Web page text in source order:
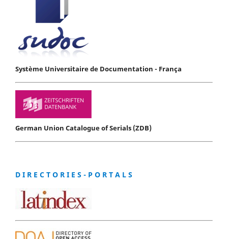
Système Universitaire de Documentation - França
German Union Catalogue of Serials (ZDB)
D I R E C T O R I E S - P O R T A L S